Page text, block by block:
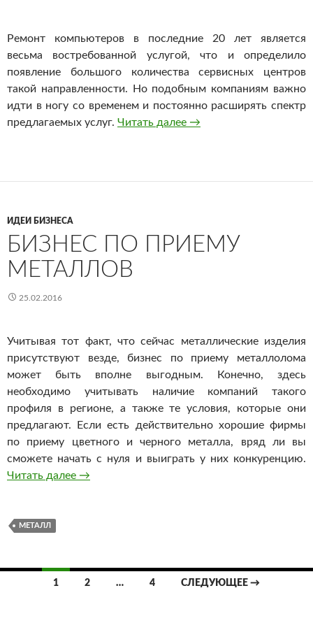
Ремонт компьютеров в последние 20 лет является
весьма востребованной услугой, что и определило
появление большого количества сервисных центров
такой направленности. Но подобным компаниям важно
идти в ногу со временем и постоянно расширять спектр
предлагаемых услуг. Читать далее Сервис-центр по
→
ИДЕИ БИЗНЕСА
БИЗНЕС ПО ПРИЕМУ
МЕТАЛЛОВ
25.02.2016
Учитывая тот факт, что сейчас металлические изделия
присутствуют везде, бизнес по приему металлолома
может быть вполне выгодным. Конечно, здесь
необходимо учитывать наличие компаний такого
профиля в регионе, а также те условия, которые они
предлагают. Если есть действительно хорошие фирмы
по приему цветного и черного металла, вряд ли вы
сможете начать с нуля и выиграть у них конкуренцию.
Читать далее Бизнес по приему металлов
→
МЕТАЛЛ
1 2 … 4 СЛЕДУЮЩЕЕ →